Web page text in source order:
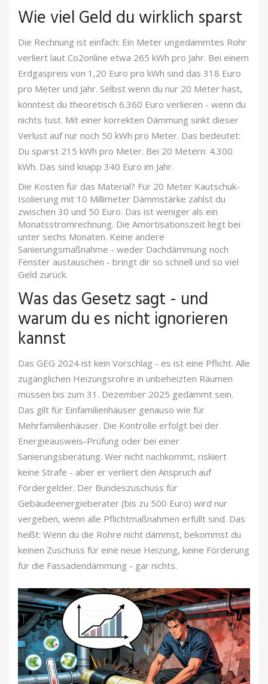
Wie viel Geld du wirklich sparst
Die Rechnung ist einfach: Ein Meter ungedämmtes Rohr
verliert laut Co2online etwa 265 kWh pro Jahr. Bei einem
Erdgaspreis von 1,20 Euro pro kWh sind das 318 Euro
pro Meter und Jahr. Selbst wenn du nur 20 Meter hast,
könntest du theoretisch 6.360 Euro verlieren - wenn du
nichts tust. Mit einer korrekten Dämmung sinkt dieser
Verlust auf nur noch 50 kWh pro Meter. Das bedeutet:
Du sparst 215 kWh pro Meter. Bei 20 Metern: 4.300
kWh. Das sind knapp 340 Euro im Jahr.
Die Kosten für das Material? Für 20 Meter Kautschuk-
Isolierung mit 10 Millimeter Dämmstärke zahlst du
zwischen 30 und 50 Euro. Das ist weniger als ein
Monatsstromrechnung. Die Amortisationszeit liegt bei
unter sechs Monaten. Keine andere
Sanierungsmaßnahme - weder Dachdämmung noch
Fenster austauschen - bringt dir so schnell und so viel
Geld zurück.
Was das Gesetz sagt - und
warum du es nicht ignorieren
kannst
Das GEG 2024 ist kein Vorschlag - es ist eine Pflicht. Alle
zugänglichen Heizungsrohre in unbeheizten Räumen
müssen bis zum 31. Dezember 2025 gedämmt sein.
Das gilt für Einfamilienhäuser genauso wie für
Mehrfamilienhäuser. Die Kontrolle erfolgt bei der
Energieausweis-Prüfung oder bei einer
Sanierungsberatung. Wer nicht nachkommt, riskiert
keine Strafe - aber er verliert den Anspruch auf
Fördergelder. Der Bundeszuschuss für
Gebäudeenergieberater (bis zu 500 Euro) wird nur
vergeben, wenn alle Pflichtmaßnahmen erfüllt sind. Das
heißt: Wenn du die Rohre nicht dämmst, bekommst du
keinen Zuschuss für eine neue Heizung, keine Förderung
für die Fassadendämmung - gar nichts.